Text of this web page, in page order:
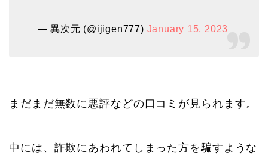
— 異次元 (@ijigen777) January 15, 2023
まだまだ無数に悪評などの口コミが見られます。
中には、詐欺にあわれてしまった方を騙すような